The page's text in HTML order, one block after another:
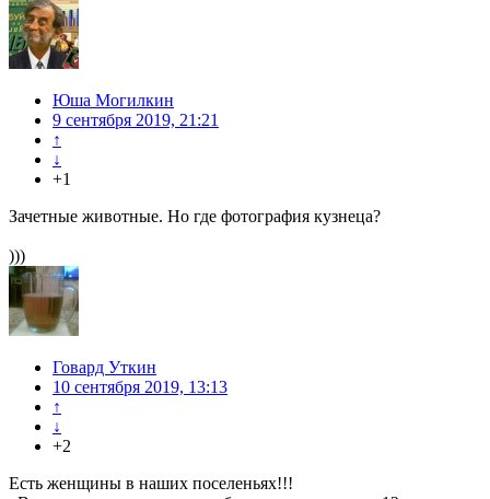
Юша Могилкин
9 сентября 2019, 21:21
↑
↓
+1
Зачетные животные. Но где фотография кузнеца?
)))
Говард Уткин
10 сентября 2019, 13:13
↑
↓
+2
Есть женщины в наших поселеньях!!!